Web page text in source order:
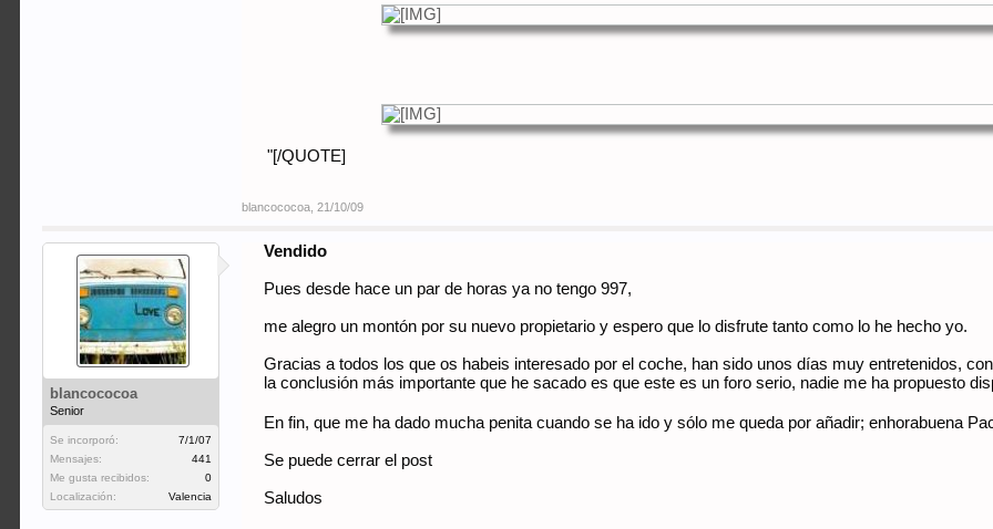
"[/QUOTE]
blancococoa 21/10/09
blancococoa
Senior
Se incorporó:
7/1/07
Mensajes:
441
Me gusta recibidos:
0
Localización:
Valencia
Vendido
Pues desde hace un par de horas ya no tengo 997,
me alegro un montón por su nuevo propietario y espero que lo disfrute tanto como lo he hecho yo.
Gracias a todos los que os habeis interesado por el coche, han sido unos días muy entretenidos,
la conclusión más importante que he sacado es que este es un foro serio, nadie me ha propuesto
En fin, que me ha dado mucha penita cuando se ha ido y sólo me queda por añadir; enhorabuena
Se puede cerrar el post
Saludos